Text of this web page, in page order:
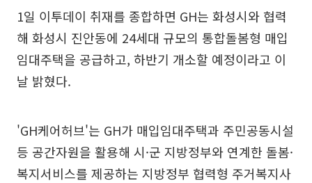
1일 이투데이 취재를 종합하면 GH는 화성시와 협력
해 화성시 진안동에 24세대 규모의 통합돌봄형 매입
임대주택을 공급하고, 하반기 개소할 예정이라고 이
날 밝혔다.
'GH케어허브'는 GH가 매입임대주택과 주민공동시설
등 공간자원을 활용해 시·군 지방정부와 연계한 돌봄·
복지서비스를 제공하는 지방정부 협력형 주거복지사